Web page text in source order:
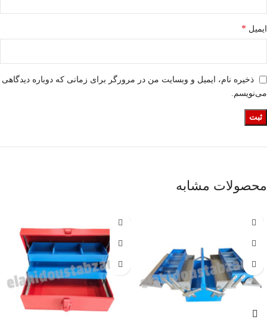
ایمیل *
ذخیره نام، ایمیل و وبسایت من در مرورگر برای زمانی که دوباره دیدگاهی
می‌نویسم.
محصولات مشابه